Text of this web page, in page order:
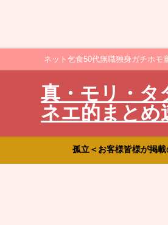
ネット乞食50代無職独身ガチホモ
真・モリ・タ
ネエ的まとめ
孤立＜お客様皆様が掲